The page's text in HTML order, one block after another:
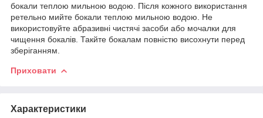
бокали теплою мильною водою. Після кожного використання
ретельно мийте бокали теплою мильною водою. Не
використовуйте абразивні чистячі засоби або мочалки для
чищення бокалів. Такйте бокалам повністю висохнути перед
зберіганням.
Приховати
Характеристики